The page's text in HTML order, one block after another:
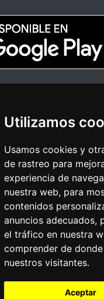
Utilizamos
Usamos cookies y
de rastreo para
experiencia de
nuestra web, para
contenidos
anuncios adecuados,
el tráfico en nuestra
comprender de
nuestros visitantes.
Aceptar
no oficial y no relacionada con
equipos, competiciones,
en esta página de resultados
dueños. No tenemos
comerciales. Toda la
únicamente con fines
usuarios. Cualquier uso de
tiene el único propósito de
asociación o respaldo.
aquí pertenecen a